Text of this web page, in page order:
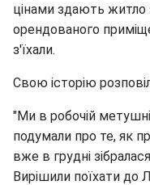
цінами здають житло
орендованого
з'їхали.
Свою історію
"Ми в робочій
подумали про те, як
вже в грудні
Вирішили поїхати до